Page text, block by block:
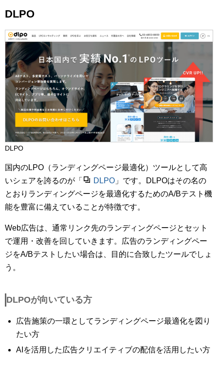
DLPO
DLPO
国内のLPO（ランディングページ最適化）ツールとして高
いシェアを誇るのが「
DLPO 」です。DLPOはその名の
とおりランディングページを最適化するためのA/Bテスト機
能を豊富に備えていることが特徴です。
Web広告は、通常リンク先のランディングページとセット
で運用・改善を回していきます。広告のランディングペー
ジをA/Bテストしたい場合は、目的に合致したツールでしょ
う。
DLPOが向いている方
広告施策の一環としてランディングページ最適化を図り
たい方
AIを活用した広告クリエイティブの配信を活用したい方